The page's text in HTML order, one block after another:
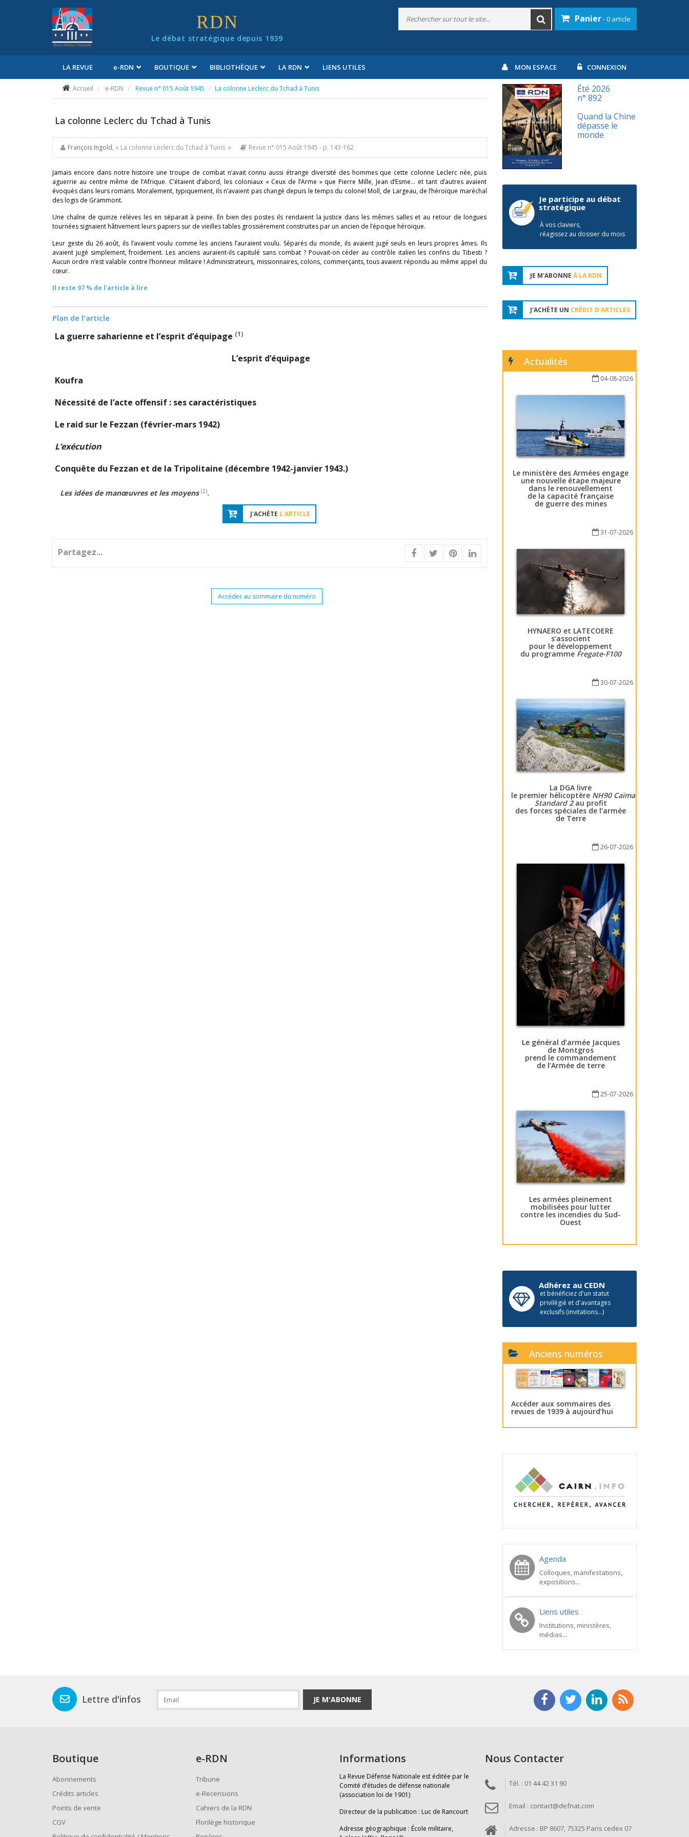
RDN
Le débat stratégique depuis 1939
Panier- 0 article
LA REVUE e-RDN BOUTIQUE BIBLIOTHÈQUE LA RDN LIENS UTILES MON ESPACE CONNEXION
Accueil e-RDN Revue n° 015 Août 1945 La colonne Leclerc du Tchad à Tunis
La colonne Leclerc du Tchad à Tunis
François Ingold, « La colonne Leclerc du Tchad à Tunis » Revue n° 015 Août 1945 - p. 143-162
Jamais encore dans notre histoire une troupe de combat n’avait connu aussi étrange diversité des hommes que cette colonne Leclerc née, puis
aguerrie au centre même de l’Afrique. C’étaient d’abord, les coloniaux « Ceux de l’Arme » que Pierre Mille, Jean d’Esme… et tant d’autres avaient
évoqués dans leurs romans. Moralement, typiquement, ils n’avaient pas changé depuis le temps du colonel Moll, de Largeau, de l’héroïque maréchal
des logis de Grammont.
Une chaîne de quinze relèves les en séparait à peine. En bien des postes ils rendaient la justice dans les mêmes salles et au retour de longues
tournées signaient hâtivement leurs papiers sur de vieilles tables grossièrement construites par un ancien de l’époque héroïque.
Leur geste du 26 août, ils l’avaient voulu comme les anciens l’auraient voulu. Séparés du monde, ils avaient jugé seuls en leurs propres âmes. Ils
avaient jugé simplement, froidement. Les anciens auraient-ils capitulé sans combat ? Pouvait-on céder au contrôle italien les confins du Tibesti ?
Aucun ordre n’est valable contre l’honneur militaire ! Administrateurs, missionnaires, colons, commerçants, tous avaient répondu au même appel du
cœur.
Il reste 97 % de l'article à lire
Plan de l'article
La guerre saharienne et l’esprit d’équipage (1)
L’esprit d’équipage
Koufra
Nécessité de l’acte offensif : ses caractéristiques
Le raid sur le Fezzan (février-mars 1942)
L’exécution
Conquête du Fezzan et de la Tripolitaine (décembre 1942-janvier 1943.)
Les idées de manœuvres et les moyens (2).
J'ACHÈTE L'ARTICLE
Partagez...
Accéder au sommaire du numéro
Été 2026
n° 892
Quand la Chine
dépasse le
monde
Je participe au débat
stratégique
À vos claviers,
réagissez au dossier du mois
JE M'ABONNE À LA RDN
J'ACHÈTE UN CRÉDIT D'ARTICLES
Actualités
04-08-2026
Le ministère des Armées engage
une nouvelle étape majeure
dans le renouvellement
de la capacité française
de guerre des mines
31-07-2026
HYNAERO et LATECOERE
s’associent
pour le développement
du programme Fregate-F100
30-07-2026
La DGA livre
le premier hélicoptère NH90 Caïman
Standard 2au profit
des forces spéciales de l’armée
de Terre
26-07-2026
Le général d’armée Jacques
de Montgros
prend le commandement
de l’Armée de terre
25-07-2026
Les armées pleinement
mobilisées pour lutter
contre les incendies du Sud-
Ouest
Adhérez au CEDN
et bénéficiez d'un statut
privilégié et d'avantages
exclusifs (invitations...)
Anciens numéros
Accéder aux sommaires des
revues de 1939 à aujourd’hui
Agenda
Colloques, manifestations,
expositions...
Liens utiles
Institutions, ministères,
médias...
Lettre d'infos JE M'ABONNE
Boutique
Abonnements
Crédits articles
Points de vente
CGV
e-RDN
Tribune
e-Recensions
Cahiers de la RDN
Florilège historique
Informations
La Revue Défense Nationale est éditée par le
Comité d’études de défense nationale
(association loi de 1901)
Directeur de la publication : Luc de Rancourt
Adresse géographique : École militaire,
Nous Contacter
Tél. : 01 44 42 31 90
Email : contact@defnat.com
Adresse : BP 8607, 75325 Paris cedex 07